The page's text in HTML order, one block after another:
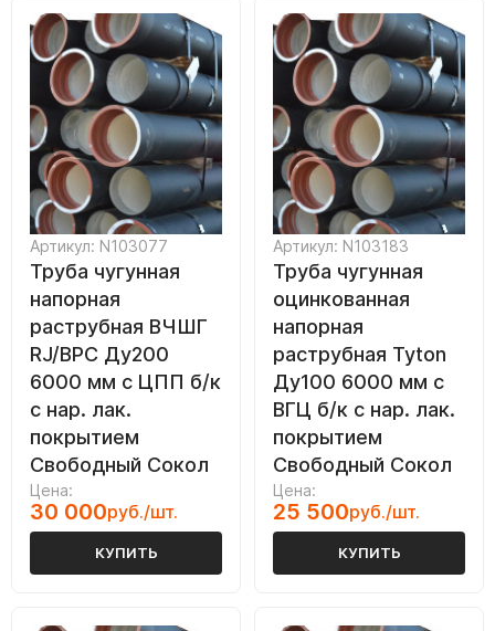
Артикул: N103077
Труба чугунная
напорная
раструбная ВЧШГ
RJ/ВРС Ду200
6000 мм с ЦПП б/к
с нар. лак.
покрытием
Свободный Сокол
Цена:
30 000руб./шт.
КУПИТЬ
Артикул: N103183
Труба чугунная
оцинкованная
напорная
раструбная Tyton
Ду100 6000 мм с
ВГЦ б/к с нар. лак.
покрытием
Свободный Сокол
Цена:
25 500руб./шт.
КУПИТЬ